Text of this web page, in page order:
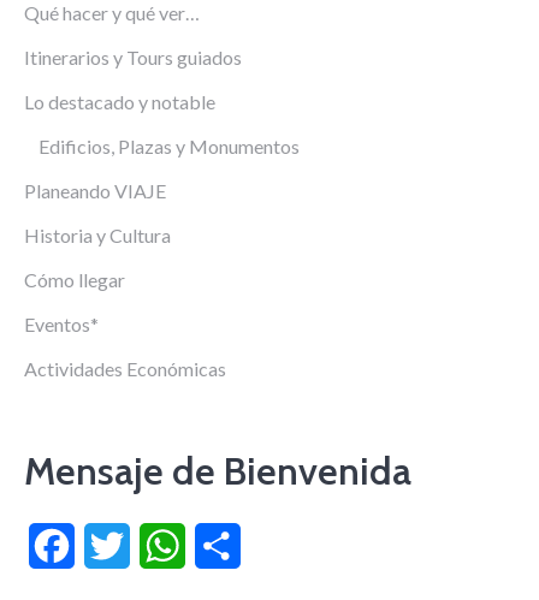
Qué hacer y qué ver…
Itinerarios y Tours guiados
Lo destacado y notable
Edificios, Plazas y Monumentos
Planeando VIAJE
Historia y Cultura
Cómo llegar
Eventos*
Actividades Económicas
Mensaje de Bienvenida
FacebookTwitter WhatsApp